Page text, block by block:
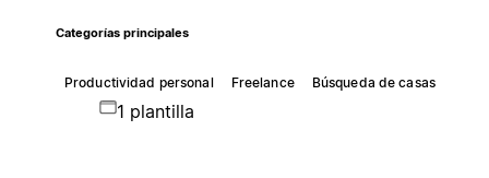
Categorías principales
Productividad personal Freelance Búsqueda de casas
1 plantilla